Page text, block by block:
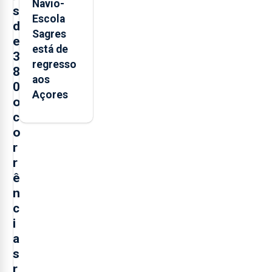
s
d
e
3
8
0
o
c
o
r
r
ê
n
c
i
a
s
Navio-
Escola
Sagres
está de
regresso
aos
Açores